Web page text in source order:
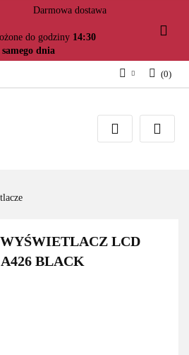
dostawa
do godziny 14:30
samego dnia
Załóż konto
(0)
LCD
BLACK